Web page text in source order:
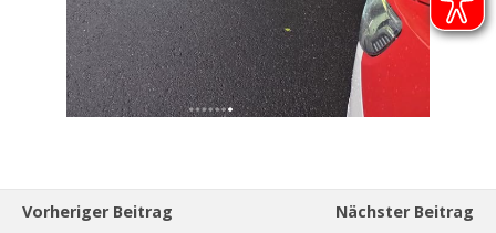
Vorheriger Beitrag
Nächster Beitrag